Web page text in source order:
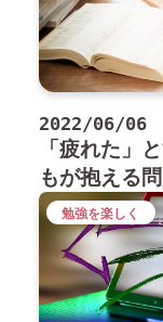
2022/06/06
「疲れた」
もが抱える
勉強を楽しく